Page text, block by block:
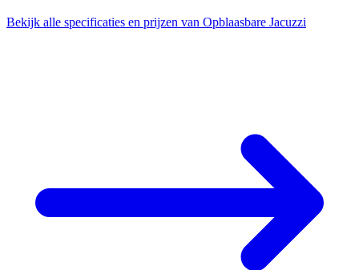
Bekijk alle specificaties en prijzen van Opblaasbare Jacuzzi